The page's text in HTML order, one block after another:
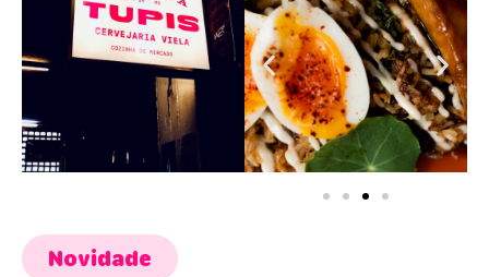
Novidade